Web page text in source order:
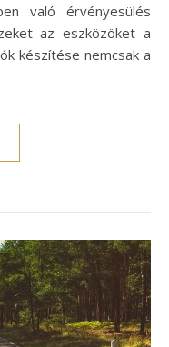
való érvényesülés
az eszközöket a
készítése nemcsak a